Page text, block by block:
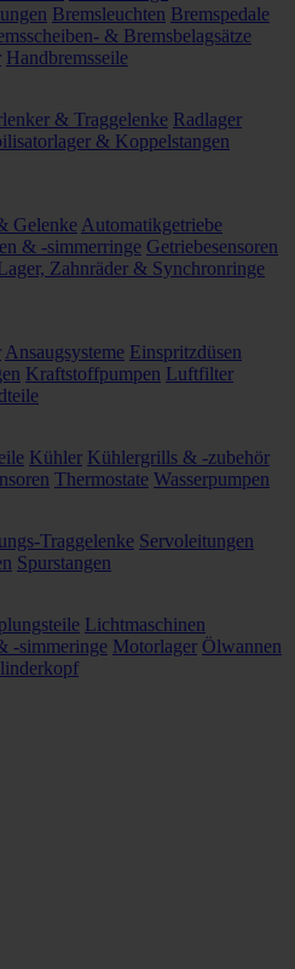
Bremsleuchten Bremspedale
& Bremsbelagsätze
Handbremsseile
& Traggelenke Radlager
& Koppelstangen
Gelenke Automatikgetriebe
& -simmerringe Getriebesensoren
Zahnräder & Synchronringe
Ansaugsysteme Einspritzdüsen
Kraftstoffpumpen Luftfilter
Kühler Kühlergrills & -zubehör
Thermostate Wasserpumpen
Traggelenke Servoleitungen
Spurstangen
Lichtmaschinen
-simmeringe Motorlager Ölwannen